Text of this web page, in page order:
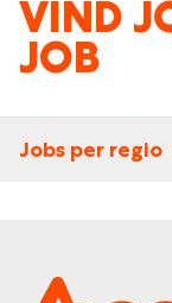
VIND
JOB
Jobs per regio